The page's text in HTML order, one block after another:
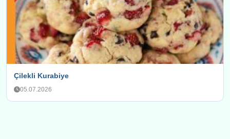
Çilekli Kurabiye
05.07.2026